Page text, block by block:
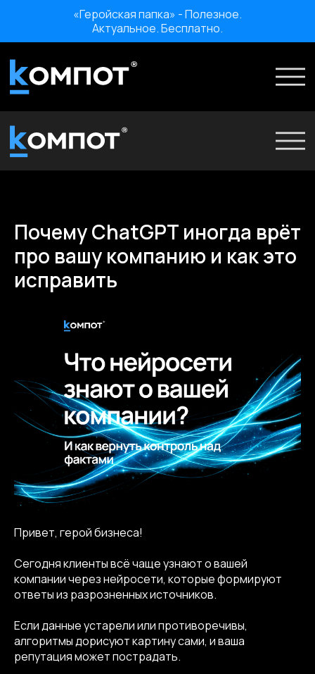
«Геройская папка» - Полезное. Актуальное. Бесплатно.
«Геройская папка» - Полезное.
Актуальное. Бесплатно.
Мероприятия
Проекты
О нас
Мероприятия
Карьера
Почему ChatGPT иногда врёт
про вашу компанию и как это
исправить
Привет, герой бизнеса!
Сегодня клиенты всё чаще узнают о вашей
компании через нейросети, которые формируют
ответы из разрозненных источников.
Если данные устарели или противоречивы,
алгоритмы дорисуют картину сами, и ваша
репутация может пострадать.